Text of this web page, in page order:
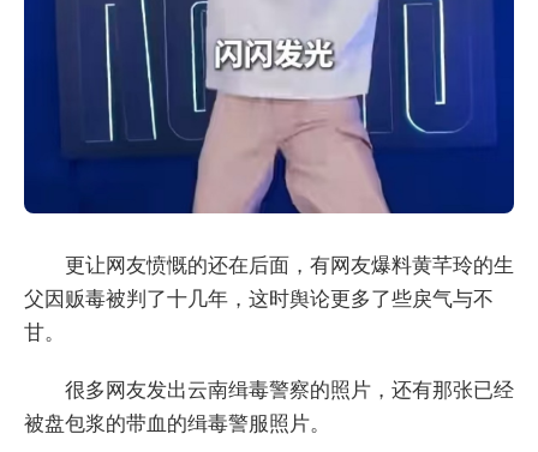
更让网友愤慨的还在后面，有网友爆料黄芊玲的生
父因贩毒被判了十几年，这时舆论更多了些戾气与不
甘。
很多网友发出云南缉毒警察的照片，还有那张已经
被盘包浆的带血的缉毒警服照片。